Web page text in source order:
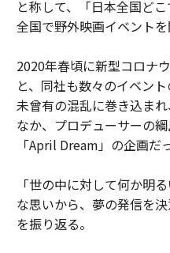
と称して、「日本全国ど
全国で野外映画イベントを
2020年春頃に新型コロナ
と、同社も数々のイベン
未曾有の混乱に巻き込ま
なか、プロデューサーの
「April Dream」の企画だ
「世の中に対して何か明
な思いから、夢の発信を
を振り返る。